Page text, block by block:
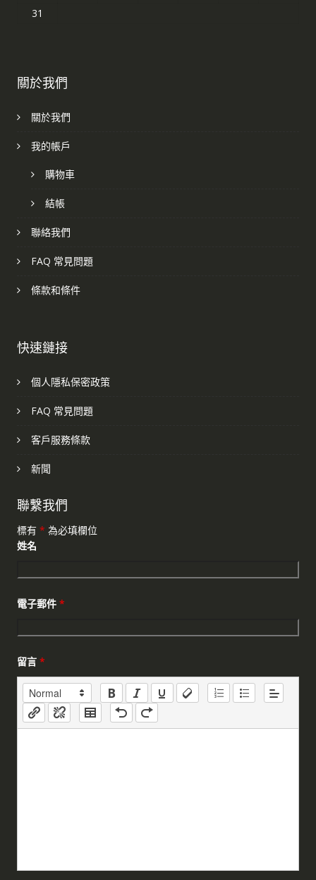
31
關於我們
關於我們
我的帳戶
購物車
結帳
聯絡我們
FAQ 常見問題
條款和條件
快速鏈接
個人隱私保密政策
FAQ 常見問題
客戶服務條款
新聞
聯繫我們
標有 * 為必填欄位
姓名
電子郵件 *
留言 *